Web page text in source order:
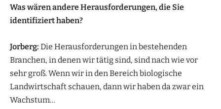
Was wären andere Herausforderungen, die Sie
identifiziert haben?
Jorberg: Die Herausforderungen in bestehenden
Branchen, in denen wir tätig sind, sind nach wie vor
sehr groß. Wenn wir in den Bereich biologische
Landwirtschaft schauen, dann wir haben da zwar ein
Wachstum…